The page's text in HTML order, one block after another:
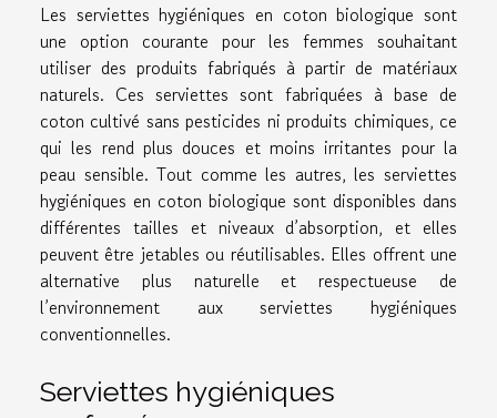
Les serviettes hygiéniques en coton biologique sont
une option courante pour les femmes souhaitant
utiliser des produits fabriqués à partir de matériaux
naturels. Ces serviettes sont fabriquées à base de
coton cultivé sans pesticides ni produits chimiques, ce
qui les rend plus douces et moins irritantes pour la
peau sensible. Tout comme les autres, les serviettes
hygiéniques en coton biologique sont disponibles dans
différentes tailles et niveaux d’absorption, et elles
peuvent être jetables ou réutilisables. Elles offrent une
alternative plus naturelle et respectueuse de
l’environnement aux serviettes hygiéniques
conventionnelles.
Serviettes hygiéniques